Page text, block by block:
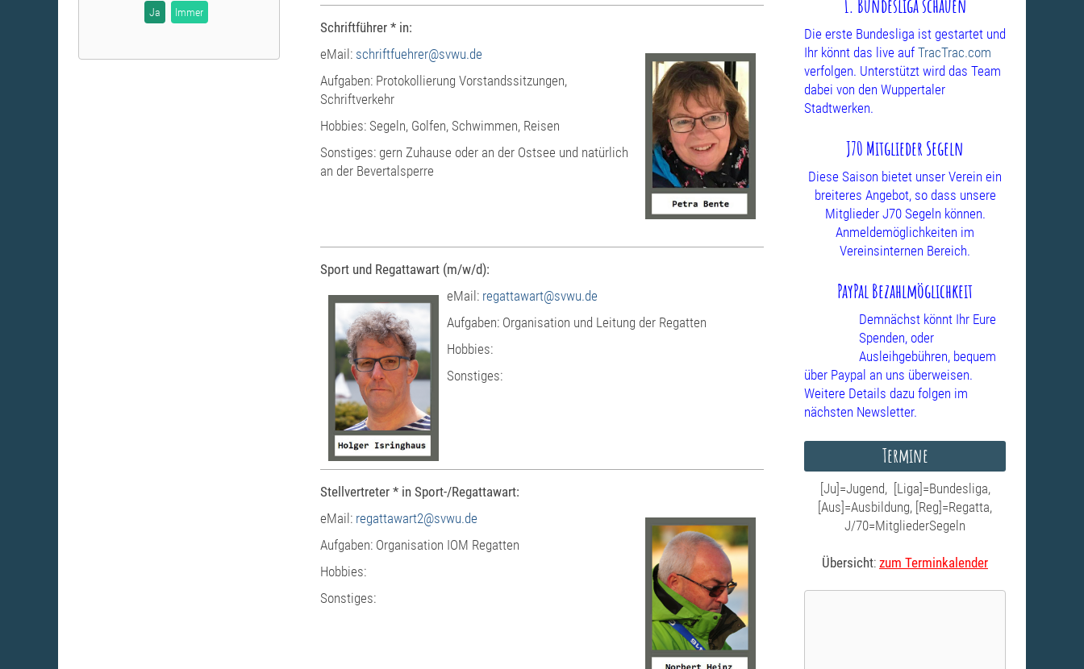
Schriftführer * in:
eMail: schriftfuehrer@svwu.de
Aufgaben: Protokollierung Vorstandssitzungen,
Schriftverkehr
Hobbies: Segeln, Golfen, Schwimmen, Reisen
Sonstiges: gern Zuhause oder an der Ostsee und natürlich
an der Bevertalsperre
Sport und Regattawart (m/w/d):
eMail: regattawart@svwu.de
Aufgaben: Organisation und Leitung der Regatten
Hobbies:
Sonstiges:
Stellvertreter * in Sport-/Regattawart:
eMail: regattawart2@svwu.de
Aufgaben: Organisation IOM Regatten
Hobbies:
Sonstiges:
1. Bundesliga schauen
Die erste Bundesliga ist gestartet und
Ihr könnt das live auf TracTrac.com
verfolgen. Unterstützt wird das Team
dabei von den Wuppertaler
Stadtwerken.
J70 Mitglieder Segeln
Diese Saison bietet unser Verein ein
breiteres Angebot, so dass unsere
Mitglieder J70 Segeln können.
Anmeldemöglichkeiten im
Vereinsinternen Bereich.
PayPal Bezahlmöglichkeit
Demnächst könnt Ihr Eure
Spenden, oder
Ausleihgebühren, bequem
über Paypal an uns überweisen.
Weitere Details dazu folgen im
nächsten Newsletter.
Termine
[Ju]=Jugend, [Liga]=Bundesliga,
[Aus]=Ausbildung, [Reg]=Regatta,
J/70=MitgliederSegeln
Übersicht: zum Terminkalender
Ja Immer